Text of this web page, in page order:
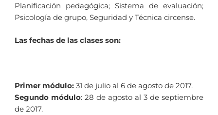
Planificación pedagógica; Sistema de evaluación;
Psicología de grupo, Seguridad y Técnica circense.
Las fechas de las clases son:
Primer módulo: 31 de julio al 6 de agosto de 2017.
Segundo módulo: 28 de agosto al 3 de septiembre
de 2017.